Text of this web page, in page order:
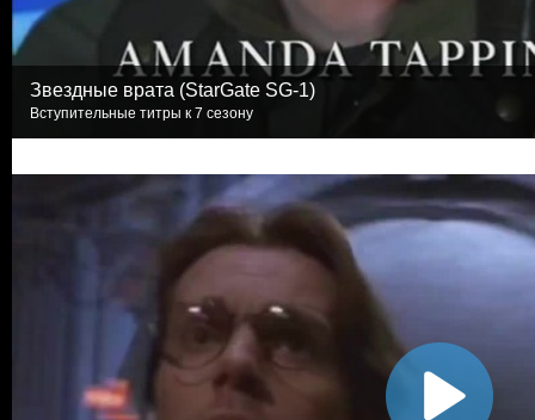
Звездные врата (StarGate SG-1)
Вступительные титры к 7 сезону